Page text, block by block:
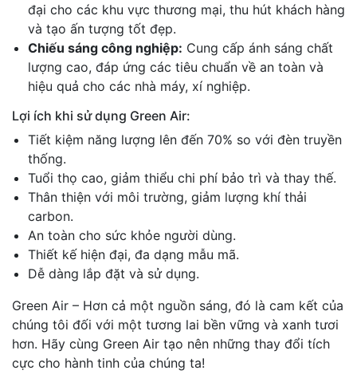
đại cho các khu vực thương mại, thu hút khách hàng
và tạo ấn tượng tốt đẹp.
Chiếu sáng công nghiệp: Cung cấp ánh sáng chất
lượng cao, đáp ứng các tiêu chuẩn về an toàn và
hiệu quả cho các nhà máy, xí nghiệp.
Lợi ích khi sử dụng Green Air:
Tiết kiệm năng lượng lên đến 70% so với đèn truyền
thống.
Tuổi thọ cao, giảm thiểu chi phí bảo trì và thay thế.
Thân thiện với môi trường, giảm lượng khí thải
carbon.
An toàn cho sức khỏe người dùng.
Thiết kế hiện đại, đa dạng mẫu mã.
Dễ dàng lắp đặt và sử dụng.
Green Air – Hơn cả một nguồn sáng, đó là cam kết của
chúng tôi đối với một tương lai bền vững và xanh tươi
hơn. Hãy cùng Green Air tạo nên những thay đổi tích
cực cho hành tinh của chúng ta!